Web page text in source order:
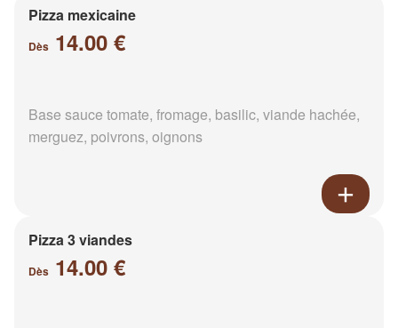
Pizza mexicaine
Dès 14.00 €
Base sauce tomate, fromage, basilic, viande hachée,
merguez, poivrons, oignons
Pizza 3 viandes
Dès 14.00 €